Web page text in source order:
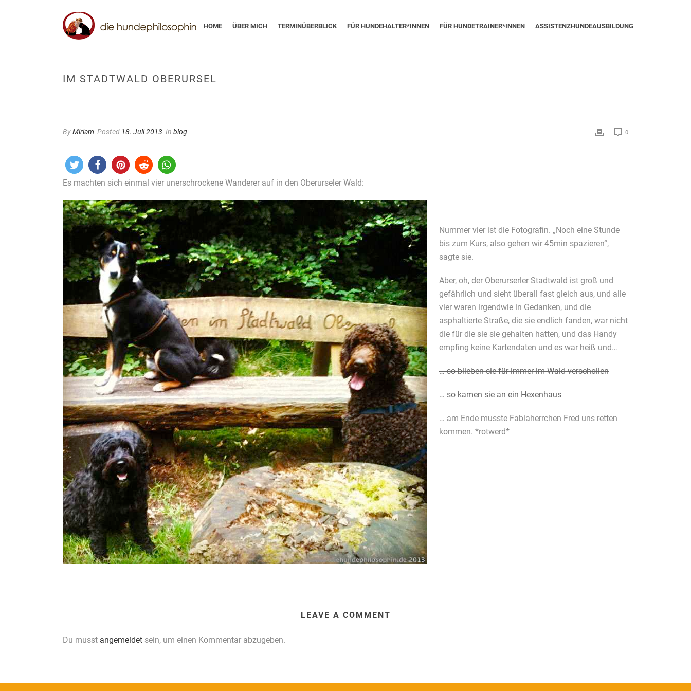
HOME ÜBER MICH TERMINÜBERBLICK FÜR HUNDEHALTER*INNEN FÜR HUNDETRAINER*INNEN ASSISTENZHUNDEAUSBILDUNG
IM STADTWALD OBERURSEL
ByMiriam Posted 18. Juli 2013 In blog 0
Es machten sich einmal vier unerschrockene Wanderer auf in den Oberurseler Wald:
Nummer vier ist die Fotografin. „Noch eine Stunde
bis zum Kurs, also gehen wir 45min spazieren“,
sagte sie.
Aber, oh, der Oberurserler Stadtwald ist groß und
gefährlich und sieht überall fast gleich aus, und alle
vier waren irgendwie in Gedanken, und die
asphaltierte Straße, die sie endlich fanden, war nicht
die für die sie sie gehalten hatten, und das Handy
empfing keine Kartendaten und es war heiß und…
… so blieben sie für immer im Wald verschollen
… so kamen sie an ein Hexenhaus
… am Ende musste Fabiaherrchen Fred uns retten
kommen. *rotwerd*
LEAVE A COMMENT
Du musst angemeldet sein, um einen Kommentar abzugeben.